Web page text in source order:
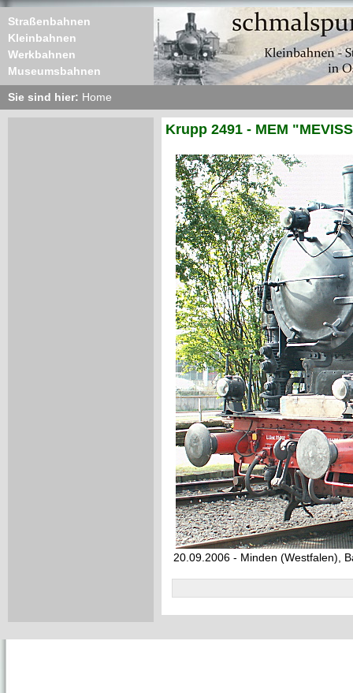
Straßenbahnen
Kleinbahnen
Werkbahnen
Museumsbahnen
Sie sind hier: Home
Krupp 2491 - MEM
20.09.2006 - Minden (Westfalen),